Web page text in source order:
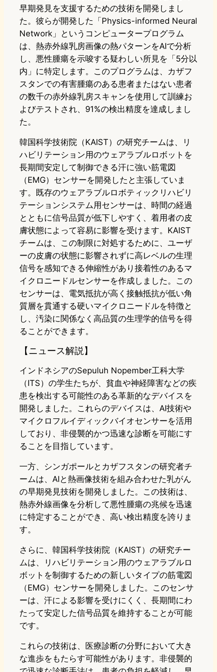
早期発見を支援するための技術を開発しまし
た。彼らが開発した「Physics-informed Neural
Network」というコンピュータープログラム
は、熱赤外線乳房画像の熱パターンをAIで分析
し、悪性腫瘍を示唆する疑わしい所見を「5分以
内」に特定します。このプログラムは、カザフ
スタンでの有害腫瘍のある患者またはない患者
の数千の赤外線乳房スキャンを使用して訓練お
よびテストされ、91%の検出精度を達成しまし
た。
韓国科学技術院（KAIST）の研究チームは、リ
ハビリテーション用のウェアラブルロボットを
長期間安定して制御できる汗に強い筋電図
（EMG）センサーを開発したと主張していま
す。既存のウェアラブルロボティックリハビリ
テーションシステム用センサーは、時間の経過
とともに信号品質が低下しやすく、着用者の皮
膚状態によって容易に影響を受けます。KAIST
チームは、この制限に対処するために、ユーザ
ーの皮膚の状態に影響されずに高レベルの生理
信号を感知できる伸縮性があり接着性のあるマ
イクロニードルセンサーを作成しました。この
センサーは、電気抵抗が高く接触抵抗が低い角
質層を貫通する硬いマイクロニードルを特徴と
し、汚染に関係なく高品質の生理学的信号を得
ることができます。
【ニュース解説】
インドネシアのSepuluh Nopember工科大学
（ITS）の学生たちが、貧血や神経障害などの疾
患を検出する可能性のある革新的なデバイスを
開発しました。これらのデバイスは、AI技術や
マイクロフルイディックバイオセンサーを活用
しており、非侵襲的かつ迅速な診断を可能にす
ることを目指しています。
一方、シンガポールとカザフスタンの研究者チ
ームは、AIと熱画像技術を組み合わせた乳がん
の早期発見技術を開発しました。この技術は、
熱赤外線画像を分析して悪性腫瘍の兆候を迅速
に特定することができ、高い検出精度を誇りま
す。
さらに、韓国科学技術院（KAIST）の研究チー
ムは、リハビリテーション用のウェアラブルロ
ボットを制御するための新しいタイプの筋電図
（EMG）センサーを開発しました。このセンサ
ーは、汗による影響を受けにくく、長期間にわ
たって安定した信号品質を維持することが可能
です。
これらの技術は、医療診断の分野において大き
な進歩をもたらす可能性があります。非侵襲的